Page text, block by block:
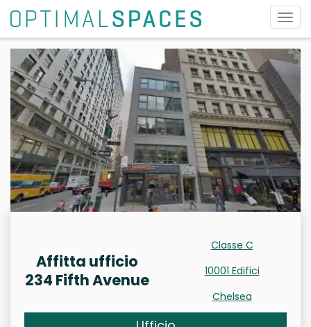
la
Affitta ufficio
234 Fifth Avenue
Classe C
10001 Edifici
Chelsea